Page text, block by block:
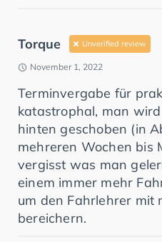
Torque Unverified review
November 1, 2022
Terminvergabe für
katastrophal, man
hinten geschoben (in
mehreren Wochen bis
vergisst was man
einem immer mehr
um den Fahrlehrer mit
bereichern.